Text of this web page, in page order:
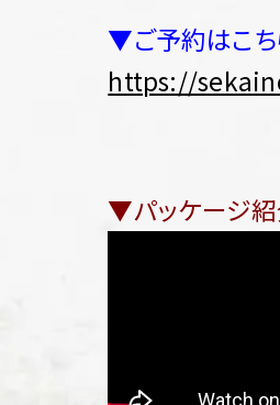
▼ご予約はこち
https://
▼パッケージ